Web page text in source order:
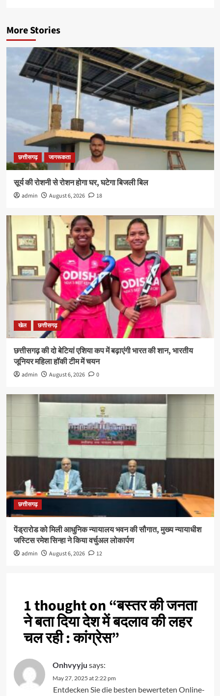
More Stories
छत्तीसगढ़ जागरूकता
सूर्य की रोशनी से रोशन होगा घर, घटेगा बिजली बिल
admin August 6, 2026 18
खेल छत्तीसगढ़
छत्तीसगढ़ की दो बेटियां एशिया कप में बढ़ाएंगी भारत की शान, भारतीय
जूनियर महिला हॉकी टीम में चयन
admin August 6, 2026 0
छत्तीसगढ़
पेंड्रारोड को मिली आधुनिक न्यायालय भवन की सौगात, मुख्य न्यायाधीश
जस्टिस रमेश सिन्हा ने किया वर्चुअल लोकार्पण
admin August 6, 2026 12
1 thought on “बस्तर की जनता
ने बता दिया देश में बदलाव की लहर
चल रही : कांग्रेस”
Onhvyyju says:
May 27, 2025 at 2:22 pm
Entdecken Sie die besten bewerteten Online-